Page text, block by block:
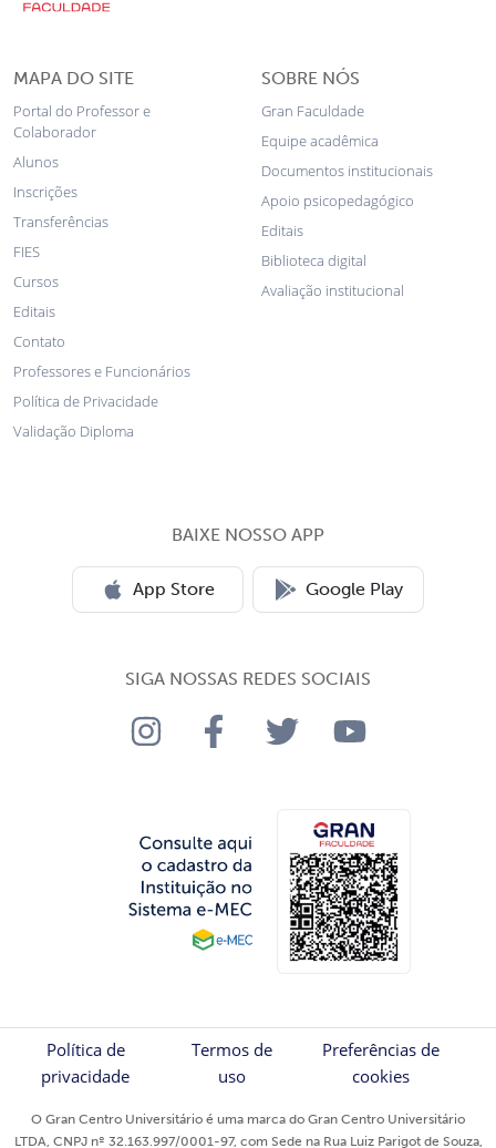
MAPA DO SITE
Portal do Professor e
Colaborador
Alunos
Inscrições
Transferências
FIES
Cursos
Editais
Contato
Professores e Funcionários
Política de Privacidade
Validação Diploma
SOBRE NÓS
Gran Faculdade
Equipe acadêmica
Documentos institucionais
Apoio psicopedagógico
Editais
Biblioteca digital
Avaliação institucional
BAIXE NOSSO APP
App Store Google Play
SIGA NOSSAS REDES SOCIAIS
Política de
privacidade
Termos de
uso
Preferências de
cookies
O Gran Centro Universitário é uma marca do Gran Centro Universitário
LTDA, CNPJ nº 32.163.997/0001-97, com Sede na Rua Luiz Parigot de Souza,